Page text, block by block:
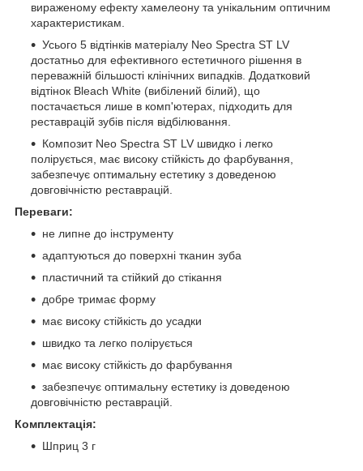
вираженому ефекту хамелеону та унікальним оптичним
характеристикам.
Усього 5 відтінків матеріалу Neo Spectra ST LV
достатньо для ефективного естетичного рішення в
переважній більшості клінічних випадків. Додатковий
відтінок Bleach White (вибілений білий), що
постачається лише в комп'ютерах, підходить для
реставрацій зубів після відбілювання.
Композит Neo Spectra ST LV швидко і легко
полірується, має високу стійкість до фарбування,
забезпечує оптимальну естетику з доведеною
довговічністю реставрацій.
Переваги:
не липне до інструменту
адаптуються до поверхні тканин зуба
пластичний та стійкий до стікання
добре тримає форму
має високу стійкість до усадки
швидко та легко полірується
має високу стійкість до фарбування
забезпечує оптимальну естетику із доведеною
довговічністю реставрацій.
Комплектація:
Шприц 3 г